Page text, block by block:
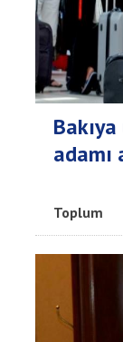
adamı
Toplum